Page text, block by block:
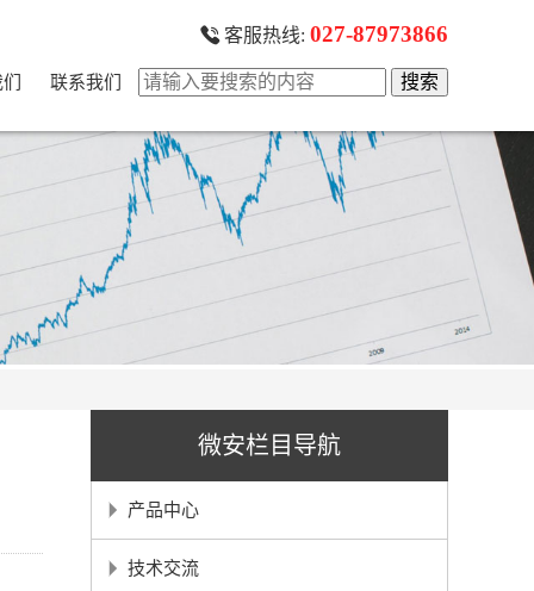
客服热线: 027-87973866
联系我们
微安栏目导航
产品中心
技术交流